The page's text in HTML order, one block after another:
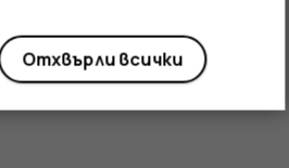
Отхвърли всички